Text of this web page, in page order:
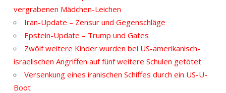
vergrabenen Mädchen-Leichen
Iran-Update – Zensur und Gegenschläge
Epstein-Update – Trump und Gates
Zwölf weitere Kinder wurden bei US-amerikanisch-
israelischen Angriffen auf fünf weitere Schulen getötet
Versenkung eines iranischen Schiffes durch ein US-U-
Boot